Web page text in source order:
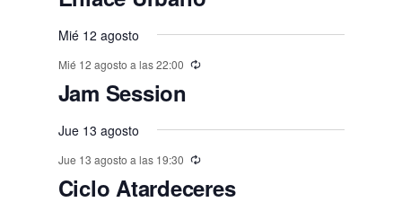
e
n
t
o
s
,
,
,
s
,
s
,
s
,
s
,
s
t
o
s
,
t
o
s
,
t
o
,
t
o
s
o
o
o
o
t
o
,
o
,
t
,
Mié 12 agosto
Mié 12 agosto a las 22:00
Jam Session
Jue 13 agosto
Jue 13 agosto a las 19:30
Ciclo Atardeceres